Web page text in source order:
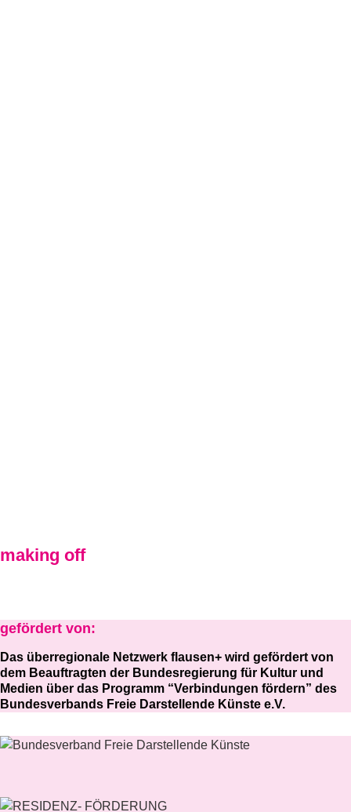
making off
gefördert von:
Das überregionale Netzwerk flausen+ wird gefördert von
dem Beauftragten der Bundesregierung für Kultur und
Medien über das Programm “Verbindungen fördern” des
Bundesverbands Freie Darstellende Künste e.V.